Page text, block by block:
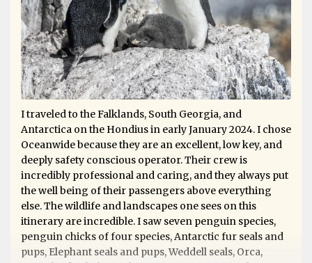
I traveled to the Falklands, South Georgia, and
Antarctica on the Hondius in early January 2024. I chose
Oceanwide because they are an excellent, low key, and
deeply safety conscious operator. Their crew is
incredibly professional and caring, and they always put
the well being of their passengers above everything
else. The wildlife and landscapes one sees on this
itinerary are incredible. I saw seven penguin species,
penguin chicks of four species, Antarctic fur seals and
pups, Elephant seals and pups, Weddell seals, Orca,